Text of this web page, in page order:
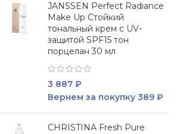
JANSSEN Perfect Radiance
Make Up Стойкий
тональный крем с UV-
защитой SPF15 тон
порцелан 30 мл
3 887 ₽
Вернем за покупку 389 ₽
CHRISTINA Fresh Pure